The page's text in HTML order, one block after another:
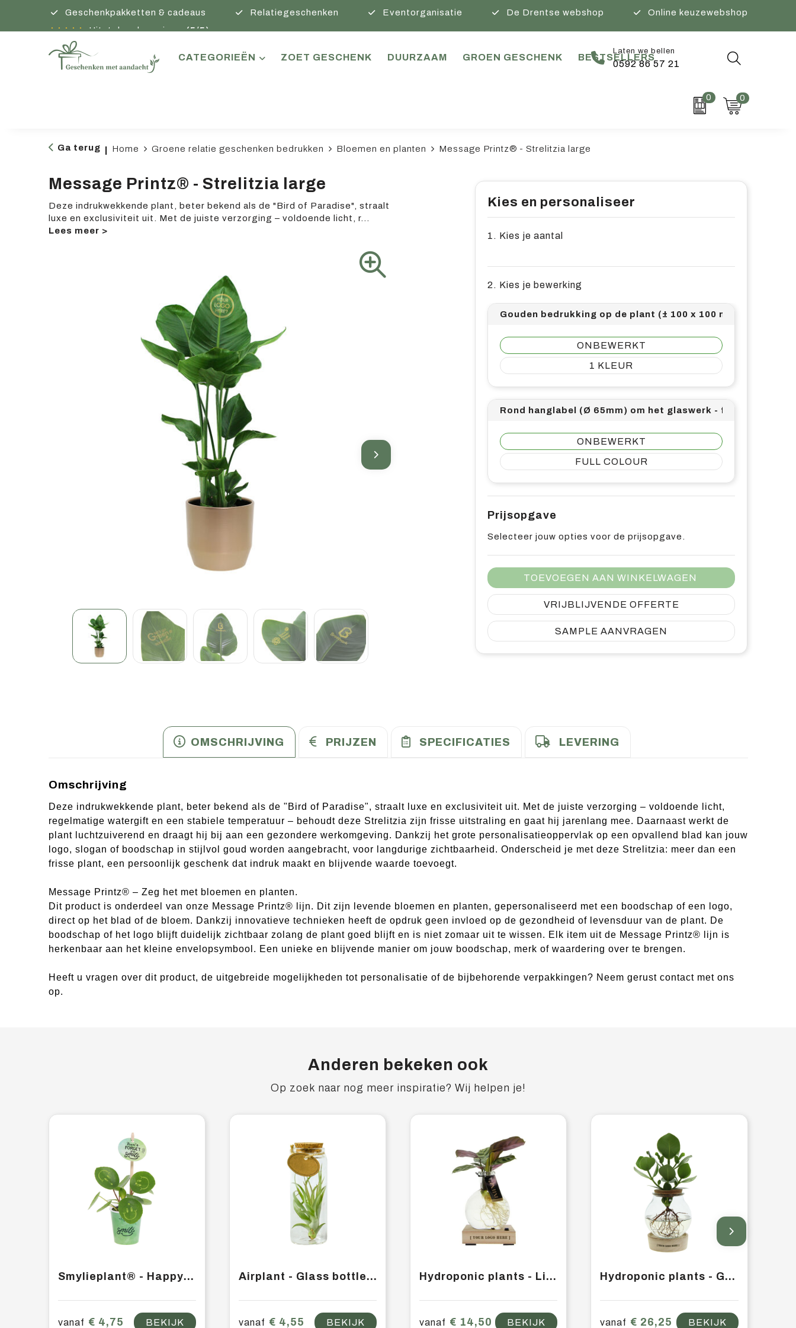
Geschenkpakketten & cadeaus Relatiegeschenken Eventorganisatie De Drentse webshop
Online keuzewebshop
Uitstekende reviews(5/5)
CATEGORIEËN ZOET GESCHENK DUURZAAM GROEN GESCHENK BESTSELLERS
Laten we bellen
0592 86 57 21
0 0
Ga terug Home Groene relatie geschenken bedrukken Bloemen en planten Message Printz® - Strelitzia large
Message Printz® - Strelitzia large
Deze indrukwekkende plant, beter bekend als de "Bird of Paradise", straalt
luxe en exclusiviteit uit. Met de juiste verzorging – voldoende licht, r...
Kies en personaliseer
1. Kies je aantal
2. Kies je bewerking
Gouden bedrukking op de plant (± 100 x 100 mm)
ONBEWERKT
1
Rond hanglabel (Ø 65mm) om het glaswerk - full color (4/4)
ONBEWERKT
FULL COLOUR
Prijsopgave
Selecteer jouw opties voor de prijsopgave.
TOEVOEGEN AAN WINKELWAGEN
VRIJBLIJVENDE OFFERTE
SAMPLE AANVRAGEN
OMSCHRIJVING PRIJZEN SPECIFICATIES LEVERING
Omschrijving
Deze indrukwekkende plant, beter bekend als de "Bird of Paradise", straalt luxe en exclusiviteit uit. Met de juiste verzorging – voldoende licht,
regelmatige watergift en een stabiele temperatuur – behoudt deze Strelitzia zijn frisse uitstraling en gaat hij jarenlang mee. Daarnaast werkt de
plant luchtzuiverend en draagt hij bij aan een gezondere werkomgeving. Dankzij het grote personalisatieoppervlak op een opvallend blad kan jouw
logo, slogan of boodschap in stijlvol goud worden aangebracht, voor langdurige zichtbaarheid. Onderscheid je met deze Strelitzia: meer dan een
frisse plant, een persoonlijk geschenk dat indruk maakt en blijvende waarde toevoegt.
Message Printz® – Zeg het met bloemen en planten.
Dit product is onderdeel van onze Message Printz® lijn. Dit zijn levende bloemen en planten, gepersonaliseerd met een boodschap of een logo,
direct op het blad of de bloem. Dankzij innovatieve technieken heeft de opdruk geen invloed op de gezondheid of levensduur van de plant. De
boodschap of het logo blijft duidelijk zichtbaar zolang de plant goed blijft en is niet zomaar uit te wissen. Elk item uit de Message Printz® lijn is
herkenbaar aan het kleine envelopsymbool. Een unieke en blijvende manier om jouw boodschap, merk of waardering over te brengen.
Heeft u vragen over dit product, de uitgebreide mogelijkheden tot personalisatie of de bijbehorende verpakkingen? Neem gerust contact met ons
op.
Anderen bekeken ook
Op zoek naar nog meer inspiratie? Wij helpen je!
Smylieplant® - Happy in papercup (small)
vanaf € 4,75 BEKIJK
Airplant - Glass bottle medium
vanaf € 4,55 BEKIJK
Hydroponic plants - Light plant in giftbox
vanaf € 14,50 BEKIJK
Hydroponic plants - Glass with LED light in giftbox
vanaf € 26,25 BEKIJK